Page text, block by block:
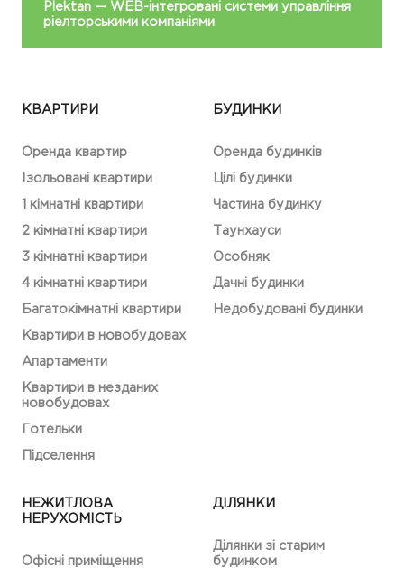
Plektan — WEB-інтегровані системи управління
ріелторськими компаніями
КВАРТИРИ
Оренда квартир
Ізольовані квартири
1 кімнатні квартири
2 кімнатні квартири
3 кімнатні квартири
4 кімнатні квартири
Багатокімнатні квартири
Квартири в новобудовах
Апартаменти
Квартири в незданих
новобудовах
Готельки
Підселення
БУДИНКИ
Оренда будинків
Цілі будинки
Частина будинку
Таунхауси
Особняк
Дачні будинки
Недобудовані будинки
НЕЖИТЛОВА
НЕРУХОМІСТЬ
Офісні приміщення
ДІЛЯНКИ
Ділянки зі старим
будинком